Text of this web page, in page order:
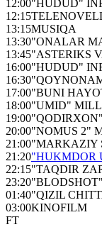
12:00"HUDUD"
12:15
13:15MUSIQA
13:30"ONALAR
13:45"ASTERIKS
16:00"HUDUD"
16:30
17:00"BUNI
18:00"UMID"
19:00
20:00"NOMUS 2"
21:00"MARKAZIY
21:20"HUKMDOR
22:15"TAQDIR
23:20
01:40"QIZIL
03:00KINOFILM
FT